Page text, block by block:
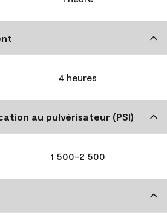
4 heures
au pulvérisateur (PSI)
1 500-2 500